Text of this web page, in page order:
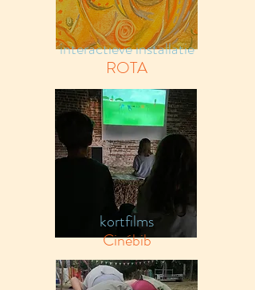
interactieve installatie
ROTA
kortfilms
Cinébib